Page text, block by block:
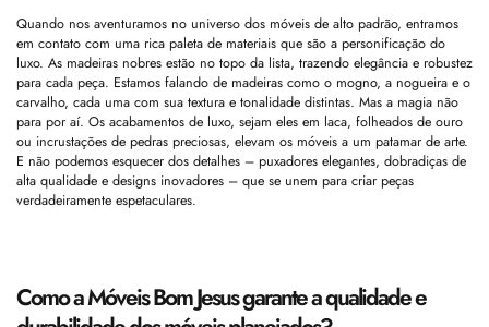
Quando nos aventuramos no universo dos móveis de alto padrão, entramos
em contato com uma rica paleta de materiais que são a personificação do
luxo. As madeiras nobres estão no topo da lista, trazendo elegância e robustez
para cada peça. Estamos falando de madeiras como o mogno, a nogueira e o
carvalho, cada uma com sua textura e tonalidade distintas. Mas a magia não
para por aí. Os acabamentos de luxo, sejam eles em laca, folheados de ouro
ou incrustações de pedras preciosas, elevam os móveis a um patamar de arte.
E não podemos esquecer dos detalhes – puxadores elegantes, dobradiças de
alta qualidade e designs inovadores – que se unem para criar peças
verdadeiramente espetaculares.
Como a Móveis Bom Jesus garante a qualidade e